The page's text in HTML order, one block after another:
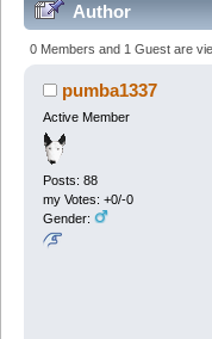
Author
0 Members and 1 Guest are
pumba1337
Active Member
Posts: 88
my Votes: +0/-0
Gender: